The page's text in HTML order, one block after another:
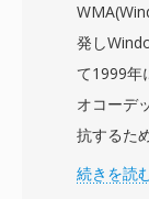
クトル
ードし、
成します
Audioは
ェクトな
加します
発し
て1999年
オコーデ
抗するた
Microsoft
続きを読